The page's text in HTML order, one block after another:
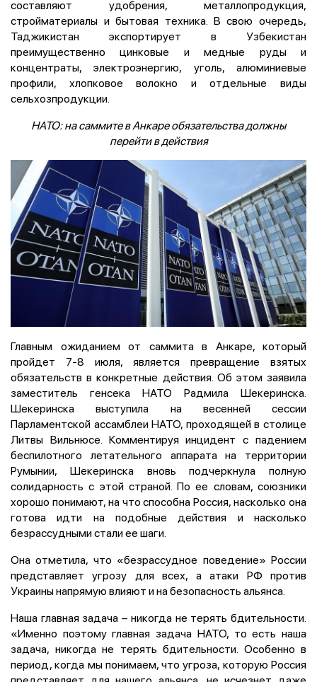
составляют удобрения, металлопродукция,
стройматериалы и бытовая техника. В свою очередь,
Таджикистан экспортирует в Узбекистан
преимущественно цинковые и медные руды и
концентраты, электроэнергию, уголь, алюминиевые
профили, хлопковое волокно и отдельные виды
сельхозпродукции.
НАТО: на саммите в Анкаре обязательства должны
перейти в действия
Главным ожиданием от саммита в Анкаре, который
пройдет 7-8 июля, является превращение взятых
обязательств в конкретные действия. Об этом заявила
заместитель генсека НАТО Радмила Шекеринска.
Шекеринска выступила на весенней сессии
Парламентской ассамблеи НАТО, проходящей в столице
Литвы Вильнюсе. Комментируя инцидент с падением
беспилотного летательного аппарата на территории
Румынии, Шекеринска вновь подчеркнула полную
солидарность с этой страной. По ее словам, союзники
хорошо понимают, на что способна Россия, насколько она
готова идти на подобные действия и насколько
безрассудными стали ее шаги.
Она отметила, что «безрассудное поведение» России
представляет угрозу для всех, а атаки РФ против
Украины напрямую влияют и на безопасность альянса.
Наша главная задача – никогда не терять бдительности.
«Именно поэтому главная задача НАТО, то есть наша
задача, никогда не терять бдительности. Особенно в
период, когда мы понимаем, что угроза, которую Россия